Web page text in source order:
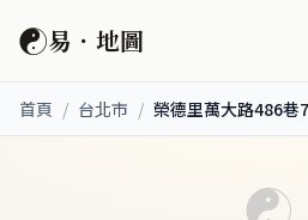
☯易．地圖
首頁 / 台北市 / 榮德里萬大路486巷